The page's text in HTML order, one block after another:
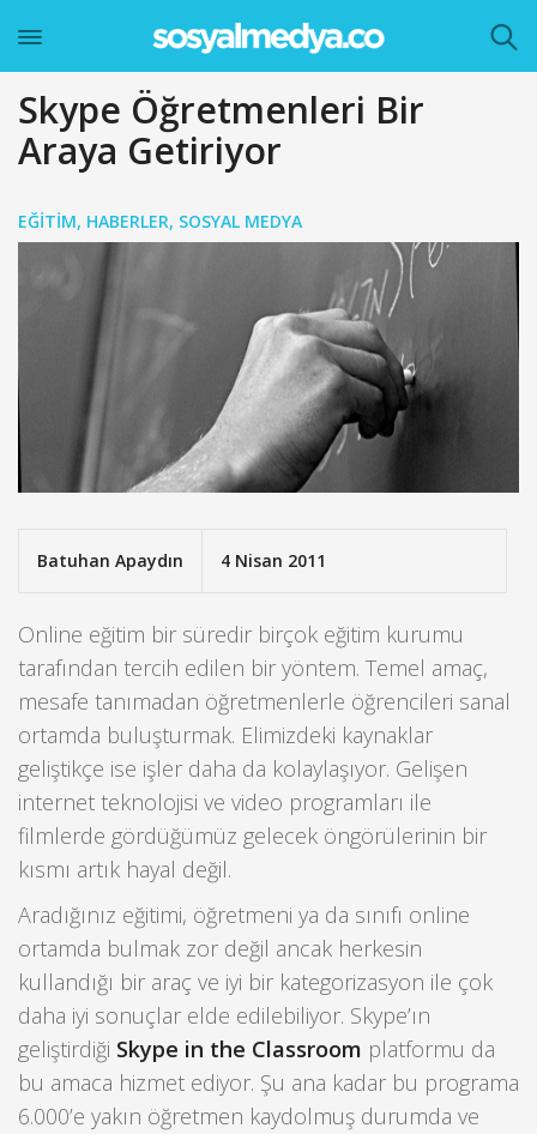
Skype Öğretmenleri Bir
Araya Getiriyor
EĞITIM, HABERLER, SOSYAL MEDYA
Batuhan Apaydın 4 Nisan 2011
Online eğitim bir süredir birçok eğitim kurumu
tarafından tercih edilen bir yöntem. Temel amaç,
mesafe tanımadan öğretmenlerle öğrencileri sanal
ortamda buluşturmak. Elimizdeki kaynaklar
geliştikçe ise işler daha da kolaylaşıyor. Gelişen
internet teknolojisi ve video programları ile
filmlerde gördüğümüz gelecek öngörülerinin bir
kısmı artık hayal değil.
Aradığınız eğitimi, öğretmeni ya da sınıfı online
ortamda bulmak zor değil ancak herkesin
kullandığı bir araç ve iyi bir kategorizasyon ile çok
daha iyi sonuçlar elde edilebiliyor. Skype’ın
geliştirdiği Skype in the Classroom platformu da
bu amaca hizmet ediyor. Şu ana kadar bu programa
6.000’e yakın öğretmen kaydolmuş durumda ve